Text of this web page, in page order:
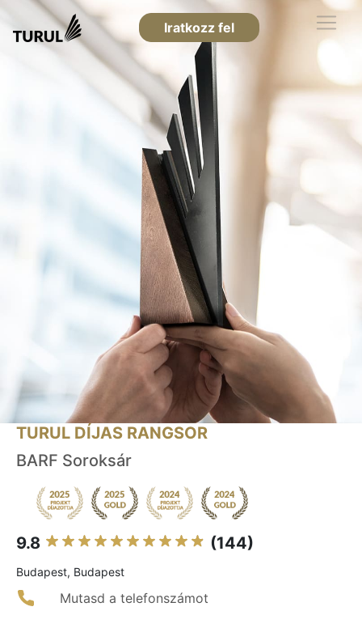
Iratkozz fel
TURUL DÍJAS RANGSOR
BARF Soroksár
9.8 (144)
Budapest, Budapest
Mutasd a telefonszámot